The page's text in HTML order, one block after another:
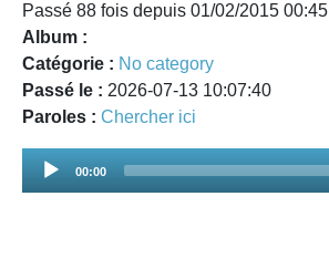
Passé 88 fois depuis 01/02/2015 00:45
Album :
Catégorie : No category
Passé le : 2026-07-13 10:07:40
Paroles : Chercher ici
Audio
00:00